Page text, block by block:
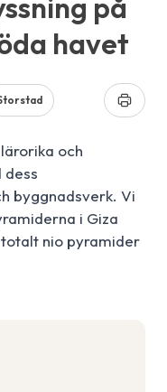
på
havet
och
dess
byggnadsverk. Vi
i Giza
nio pyramider